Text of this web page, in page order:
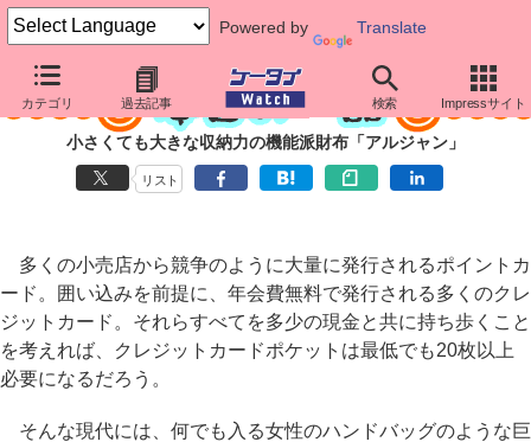
Powered by Translate
カテゴリ 過去記事 検索 Impressサイト
小さくても大きな収納力の機能派財布「アルジャン」
リスト
多くの小売店から競争のように大量に発行されるポイントカ
ード。囲い込みを前提に、年会費無料で発行される多くのクレ
ジットカード。それらすべてを多少の現金と共に持ち歩くこと
を考えれば、クレジットカードポケットは最低でも20枚以上
必要になるだろう。
そんな現代には、何でも入る女性のハンドバッグのような巨